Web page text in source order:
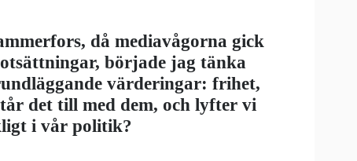
då mediavågorna gick
började jag tänka
värderingar: frihet,
det till med dem, och lyfter vi
i vår politik?